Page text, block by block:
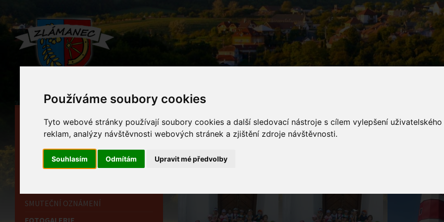
Používáme soubory cookies
Tyto webové stránky používají soubory cookies a další sledovací nástroje s cílem vylepšení
reklam, analýzy návštěvnosti webových stránek a zjištění zdroje návštěvnosti.
Souhlasím Odmítám Upravit mé předvolby
Fotogalerie
za odměnu dostaly. Věřte, že to byl krásně prožitý den.
HLAVNÍ STRÁNKA
OBECNÍ ÚŘAD
HISTORIE
INFORMAČNÍ CENTRUM
SMUTEČNÍ OZNÁMENÍ
FOTOGALERIE